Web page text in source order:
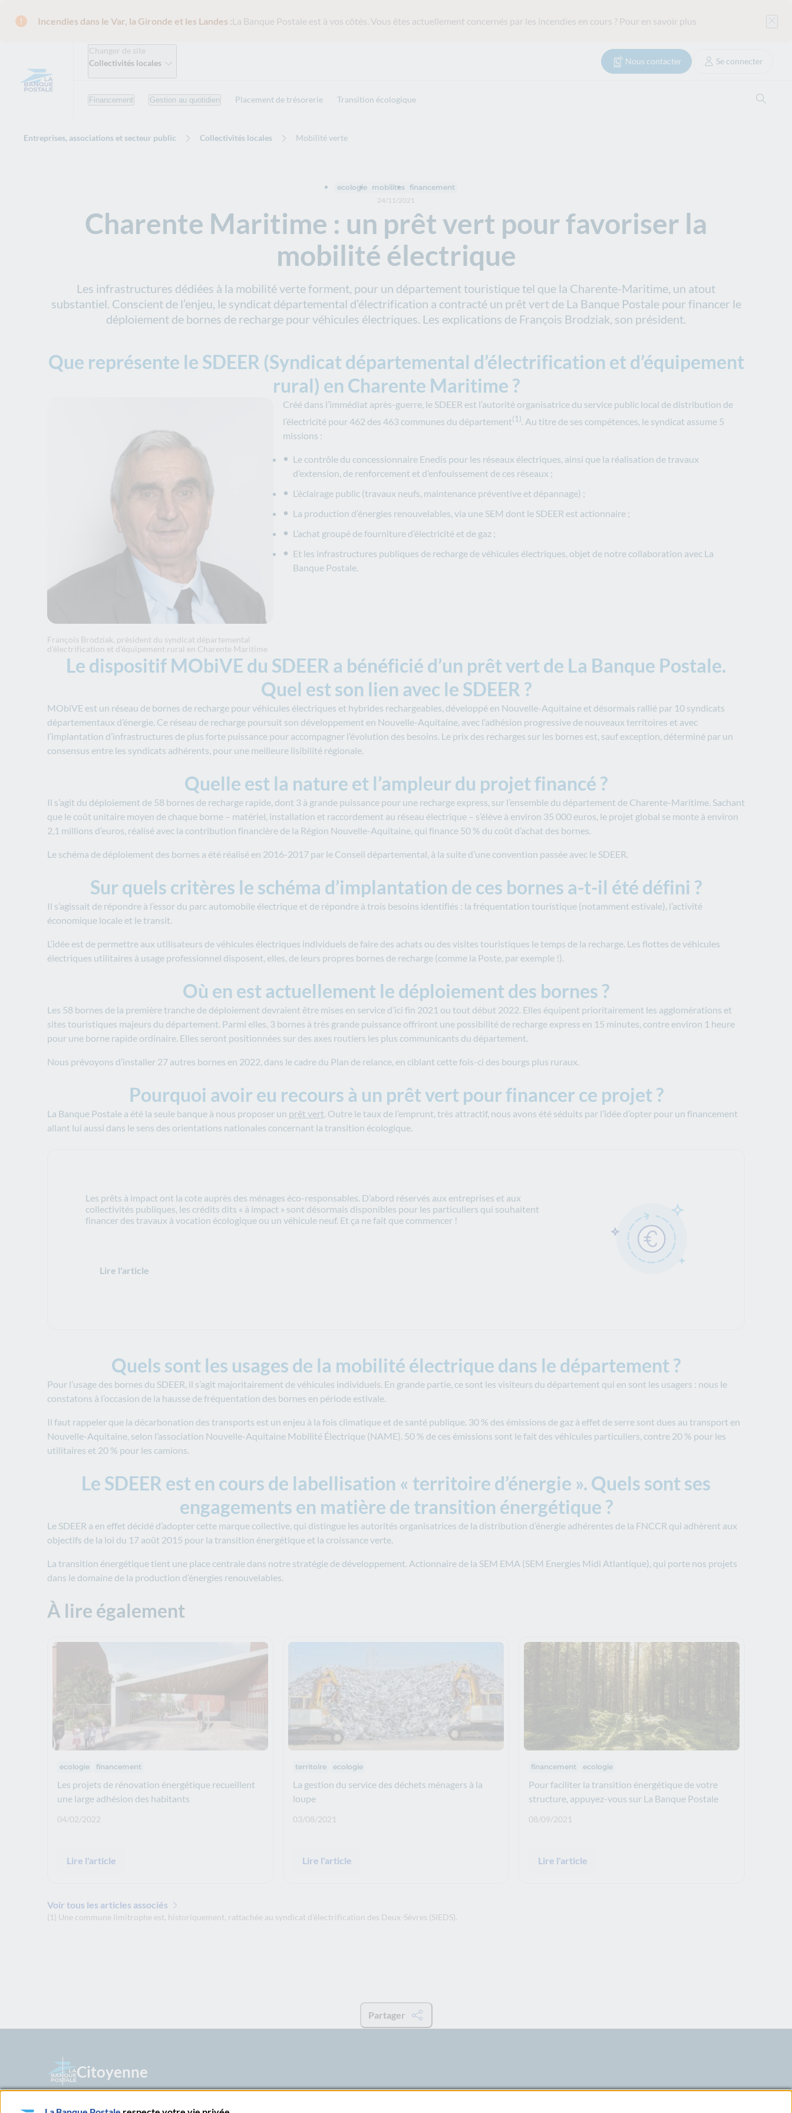
Incendies dans le Var, la Gironde et les Landes :La Banque Postale est à vos côtés. Vous êtes actuellement concernés par les incendies en cours ? Pour en savoir plus
Changer de site
Collectivités locales
Nous contacter Se connecter
Financement Gestion au quotidien Placement de trésorerie Transition écologique
Entreprises, associations et secteur public Collectivités locales Mobilité verte
Charente Maritime : un prêt vert pour favoriser la
mobilité électrique
24/11/2021
ecologie mobilites financement
Les infrastructures dédiées à la mobilité verte forment, pour un département touristique tel que la Charente-Maritime, un atout
substantiel. Conscient de l’enjeu, le syndicat départemental d’électrification a contracté un prêt vert de La Banque Postale pour financer le
déploiement de bornes de recharge pour véhicules électriques. Les explications de François Brodziak, son président.
Que représente le SDEER (Syndicat départemental d’électrification et d’équipement
rural) en Charente Maritime ?
François Brodziak, président du syndicat départemental
d'électrification et d'équipement rural en Charente Maritime
Créé dans l’immédiat après-guerre, le SDEER est l’autorité organisatrice du service public local de distribution de
l’électricité pour 462 des 463 communes du département(1). Au titre de ses compétences, le syndicat assume 5
missions :
Le contrôle du concessionnaire Enedis pour les réseaux électriques, ainsi que la réalisation de travaux
d’extension, de renforcement et d’enfouissement de ces réseaux ;
L’éclairage public (travaux neufs, maintenance préventive et dépannage) ;
La production d’énergies renouvelables, via une SEM dont le SDEER est actionnaire ;
L’achat groupé de fourniture d’électricité et de gaz ;
Et les infrastructures publiques de recharge de véhicules électriques, objet de notre collaboration avec La
Banque Postale.
Le dispositif MObiVE du SDEER a bénéficié d’un prêt vert de La Banque Postale.
Quel est son lien avec le SDEER ?
MObiVE est un réseau de bornes de recharge pour véhicules électriques et hybrides rechargeables, développé en Nouvelle-Aquitaine et désormais rallié par 10 syndicats
départementaux d’énergie. Ce réseau de recharge poursuit son développement en Nouvelle-Aquitaine, avec l’adhésion progressive de nouveaux territoires et avec
l’implantation d’infrastructures de plus forte puissance pour accompagner l’évolution des besoins. Le prix des recharges sur les bornes est, sauf exception, déterminé par un
consensus entre les syndicats adhérents, pour une meilleure lisibilité régionale.
Quelle est la nature et l’ampleur du projet financé ?
Il s’agit du déploiement de 58 bornes de recharge rapide, dont 3 à grande puissance pour une recharge express, sur l’ensemble du département de Charente-Maritime. Sachant
que le coût unitaire moyen de chaque borne – matériel, installation et raccordement au réseau électrique – s’élève à environ 35 000 euros, le projet global se monte à environ
2,1 millions d’euros, réalisé avec la contribution financière de la Région Nouvelle-Aquitaine, qui finance 50 % du coût d’achat des bornes.
Le schéma de déploiement des bornes a été réalisé en 2016-2017 par le Conseil départemental, à la suite d’une convention passée avec le SDEER.
Sur quels critères le schéma d’implantation de ces bornes a-t-il été défini ?
Il s’agissait de répondre à l’essor du parc automobile électrique et de répondre à trois besoins identifiés : la fréquentation touristique (notamment estivale), l’activité
économique locale et le transit.
L’idée est de permettre aux utilisateurs de véhicules électriques individuels de faire des achats ou des visites touristiques le temps de la recharge. Les flottes de véhicules
électriques utilitaires à usage professionnel disposent, elles, de leurs propres bornes de recharge (comme la Poste, par exemple !).
Où en est actuellement le déploiement des bornes ?
Les 58 bornes de la première tranche de déploiement devraient être mises en service d’ici fin 2021 ou tout début 2022. Elles équipent prioritairement les agglomérations et
sites touristiques majeurs du département. Parmi elles, 3 bornes à très grande puissance offriront une possibilité de recharge express en 15 minutes, contre environ 1 heure
pour une borne rapide ordinaire. Elles seront positionnées sur des axes routiers les plus communicants du département.
Nous prévoyons d’installer 27 autres bornes en 2022, dans le cadre du Plan de relance, en ciblant cette fois-ci des bourgs plus ruraux.
Pourquoi avoir eu recours à un prêt vert pour financer ce projet ?
La Banque Postale a été la seule banque à nous proposer un prêt vert. Outre le taux de l’emprunt, très attractif, nous avons été séduits par l’idée d’opter pour un financement
allant lui aussi dans le sens des orientations nationales concernant la transition écologique.
Les prêts à impact ont la cote auprès des ménages éco-responsables. D’abord réservés aux entreprises et aux
collectivités publiques, les crédits dits « à impact » sont désormais disponibles pour les particuliers qui souhaitent
financer des travaux à vocation écologique ou un véhicule neuf. Et ça ne fait que commencer !
Lire l'article
Quels sont les usages de la mobilité électrique dans le département ?
Pour l’usage des bornes du SDEER, il s’agit majoritairement de véhicules individuels. En grande partie, ce sont les visiteurs du département qui en sont les usagers : nous le
constatons à l’occasion de la hausse de fréquentation des bornes en période estivale.
Il faut rappeler que la décarbonation des transports est un enjeu à la fois climatique et de santé publique. 30 % des émissions de gaz à effet de serre sont dues au transport en
Nouvelle-Aquitaine, selon l’association Nouvelle-Aquitaine Mobilité Électrique (NAME). 50 % de ces émissions sont le fait des véhicules particuliers, contre 20 % pour les
utilitaires et 20 % pour les camions.
Le SDEER est en cours de labellisation « territoire d’énergie ». Quels sont ses
engagements en matière de transition énergétique ?
Le SDEER a en effet décidé d’adopter cette marque collective, qui distingue les autorités organisatrices de la distribution d’énergie adhérentes de la FNCCR qui adhèrent aux
objectifs de la loi du 17 août 2015 pour la transition énergétique et la croissance verte.
La transition énergétique tient une place centrale dans notre stratégie de développement. Actionnaire de la SEM EMA (SEM Energies Midi Atlantique), qui porte nos projets
dans le domaine de la production d’énergies renouvelables.
À lire également
Voir tous les articles associés
Thématiques :
ecologie financement
Les projets de rénovation énergétique recueillent
une large adhésion des habitants
Date de publication: :
04/02/2022
Lire l'article
Thématiques :
territoire ecologie
La gestion du service des déchets ménagers à la
loupe
Date de publication: :
03/08/2021
Lire l'article
Thématiques :
financement ecologie
Pour faciliter la transition énergétique de votre
structure, appuyez-vous sur La Banque Postale
Date de publication: :
08/09/2021
Lire l'article
(1) Une commune limitrophe est, historiquement, rattachée au syndicat d’électrification des Deux-Sèvres (SIEDS).
Partager
Citoyenne